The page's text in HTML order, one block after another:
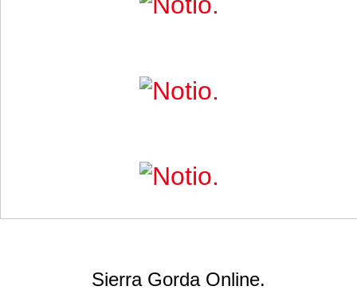
Sierra Gorda Online.